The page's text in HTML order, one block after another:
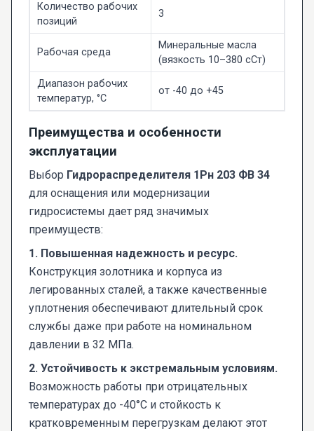
Количество рабочих
позиций
3
Рабочая среда
Минеральные масла
(вязкость 10–380 сСт)
Диапазон рабочих
температур, °C
от -40 до +45
Преимущества и особенности
эксплуатации
Выбор Гидрораспределителя 1Рн 203 ФВ 34
для оснащения или модернизации
гидросистемы дает ряд значимых
преимуществ:
1. Повышенная надежность и ресурс.
Конструкция золотника и корпуса из
легированных сталей, а также качественные
уплотнения обеспечивают длительный срок
службы даже при работе на номинальном
давлении в 32 МПа.
2. Устойчивость к экстремальным условиям.
Возможность работы при отрицательных
температурах до -40°C и стойкость к
кратковременным перегрузкам делают этот